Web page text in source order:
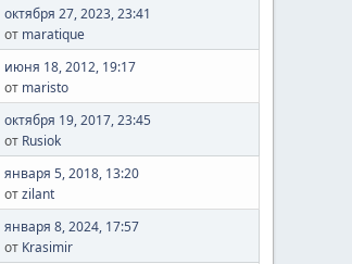
октября 27, 2023, 23:41
от maratique
июня 18, 2012, 19:17
от maristo
октября 19, 2017, 23:45
от Rusiok
января 5, 2018, 13:20
отzilant
января 8, 2024, 17:57
от Krasimir